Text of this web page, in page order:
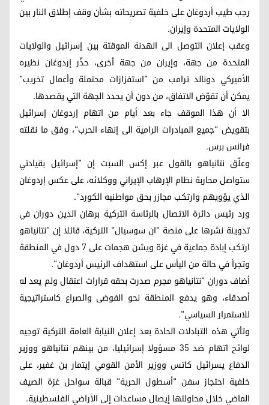
رجب طيب أردوغان على خلفية تصريحاته بشأن وقف إطلاق النار بين
الولايات المتحدة وإيران.
وعقب إعلان التوصل الى الهدنة الموقتة بين إسرائيل والولايات
المتحدة من جهة، وإيران من جهة أخرى، حذّر إردوغان نظيره
الأميركي دونالد ترامب من "استفزازات محتملة وأعمال تخريب"
يمكن أن تقوّض الاتفاق، من دون أن يحدد الجهة التي يقصدها.
الا أن هذا الموقف جاء بعد أيام من اتهام إردوغان إسرائيل
بتقويض "جميع المبادرات الرامية الى إنهاء الحرب"، وفق ما نقلته
فرانس برس.
وعلّق نتانياهو بالقول عبر إكس السبت إن "إسرائيل بقيادتي
ستواصل محاربة نظام الإرهاب الإيراني ووكلائه، على عكس إردوغان
الذي يؤويهم وارتكب مجازر بحق مواطنيه الكورد".
ورد رئيس دائرة الاتصال بالرئاسة التركية برهان الدين دوران في
تدوينة نشرها على منصة "ان سوسيال" التركية، قائلا إن "نتانياهو
ارتكب إبادة جماعية في غزة ويشن هجمات على 7 دول في المنطقة
وتجرأ في حالة من اليأس على استهداف الرئيس أردوغان".
أضاف دوران "نتانياهو مجرم صدرت بحقه قرارات اعتقال ولم يعد له
أصدقاء، وهو يدفع المنطقة نحو الفوضى والصراع كاستراتيجية
للاستمرار السياسي".
وتأتي هذه التبادلات الحادة بعد إعلان النيابة العامة التركية توجيه
لوائح اتهام ضد 35 مسؤولا إسرائيليا، من بينهم نتانياهو ووزير
الدفاع يسرائيل كاتس ووزير الأمن القومي إيتمار بن غفير، على
خلفية احتجاز سفن "أسطول الحرية" قبالة سواحل غزة الصيف
الماضي خلال محاولتها إيصال مساعدات إلى الأراضي الفلسطينية.